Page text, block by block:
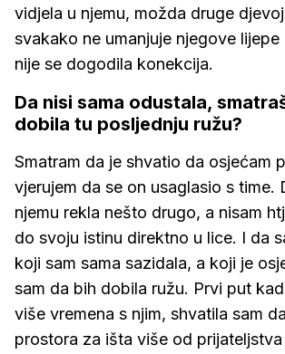
vidjela u njemu, možda druge
svakako ne umanjuje njegove lijepe
nije se dogodila konekcija.
Da nisi sama odustala,
dobila tu posljednju ružu?
Smatram da je shvatio da osjećam
vjerujem da se on usaglasio s time.
njemu rekla nešto drugo, a nisam
do svoju istinu direktno u lice. I da
koji sam sama sazidala, a koji je
sam da bih dobila ružu. Prvi put
više vremena s njim, shvatila sam
prostora za išta više od